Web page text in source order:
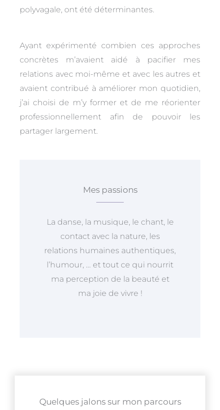
polyvagale ont été déterminantes.
Ayant expérimenté combien ces approches
concrètes m’avaient aidé à pacifier mes
relations avec moi-même et avec les autres et
avaient contribué à améliorer mon quotidien,
j’ai choisi de m’y former et de me réorienter
professionnellement afin de pouvoir les
partager largement.
Mes passions
La danse, la musique, le chant, le
contact avec la nature, les
relations humaines authentiques,
l’humour, … et tout ce qui nourrit
ma perception de la beauté et
ma joie de vivre !
Quelques jalons sur mon parcours